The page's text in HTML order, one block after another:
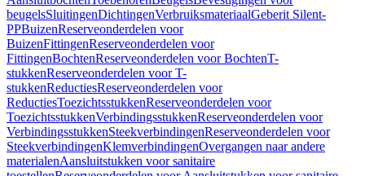
beugelsSluitingenDichtingenVerbruiksmateriaalGeberit Silent-
PPBuizenReserveonderdelen voor
BuizenFittingenReserveonderdelen voor
FittingenBochtenReserveonderdelen voor BochtenT-
stukkenReserveonderdelen voor T-
stukkenReductiesReserveonderdelen voor
ReductiesToezichtsstukkenReserveonderdelen voor
ToezichtsstukkenVerbindingsstukkenReserveonderdelen voor
VerbindingsstukkenSteekverbindingenReserveonderdelen voor
SteekverbindingenKlemverbindingenOvergangen naar andere
materialenAansluitstukken voor sanitaire